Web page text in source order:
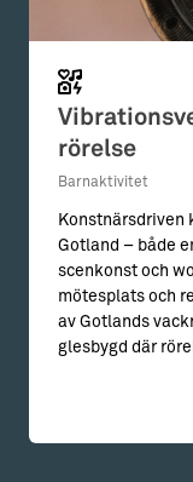
rörelse
Barnaktivitet
Konstnärsdriven
Gotland – både
scenkonst och
mötesplats och
av Gotlands
glesbygd där